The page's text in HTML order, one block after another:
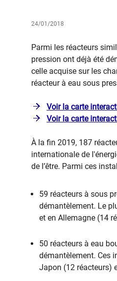
24/01/2018
​​Parmi les réacteurs
pression ont déjà été
celle acquise sur les
réacteur à eau sous
Voir la carte
Voir la carte
À la fin 2019, 187
internationale de
de l’être. Parmi ces
59 réacteurs à sous
démantèlement. Le
et en Allemagne (14
50 réacteurs à eau
démantèlement. Ces
Japon (12 réacteurs)